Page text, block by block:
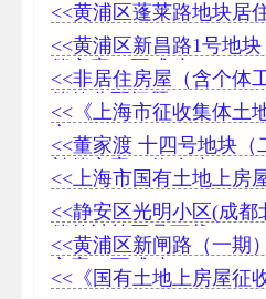
<<黄浦区蓬莱路地块居
<<黄浦区新昌路1号地
偿方案（正式稿）
<<非居住房屋（含个体
偿款分配问题
<<《上海市征收集体土
<<董家渡 十四号地块（
补偿方案（修改稿）
<<上海市国有土地上房
<<静安区光明小区(成都
偿款计算工具下载
<<黄浦区新闸路（一期
方案（正式稿）
<<《国有土地上房屋征